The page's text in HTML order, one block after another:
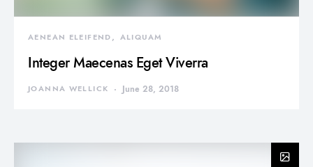
AENEAN ELEIFEND ALIQUAM
Integer Maecenas Eget Viverra
JOANNA WELLICK June 28, 2018